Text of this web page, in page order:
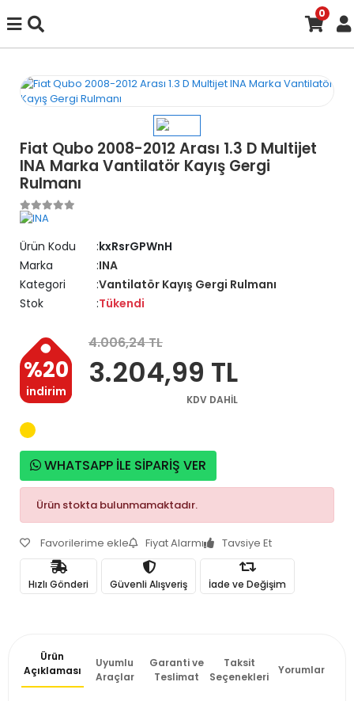
0
Fiat Qubo 2008-2012 Arası 1.3 D Multijet
INA Marka Vantilatör Kayış Gergi
Rulmanı
Ürün Kodu
kxRsrGPWnH
Marka
INA
Kategori
Vantilatör Kayış Gergi Rulmanı
Stok
Tükendi
%20
indirim
4.006,24 TL
3.204,99 TL
KDV DAHİL
WHATSAPP İLE SİPARİŞ VER
Ürün stokta bulunmamaktadır.
Favorilerime ekle Fiyat Alarmı Tavsiye Et
Hızlı Gönderi Güvenli Alışveriş İade ve Değişim
Ürün
Açıklaması
Uyumlu
Araçlar
Garanti ve
Teslimat
Taksit
Seçenekleri
Yorumlar